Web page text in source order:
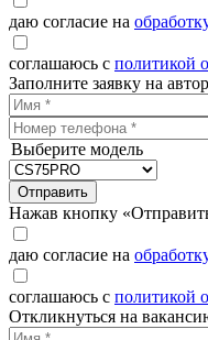
даю согласие на
соглашаюсь с политикой
Заполните заявку на
Выберите модель
Отправить
Нажав кнопку
даю согласие на
соглашаюсь с политикой
Откликнуться на